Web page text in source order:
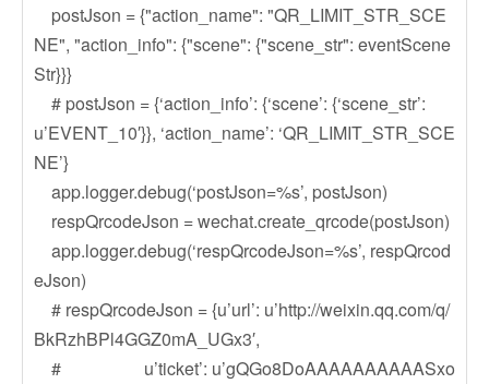
postJson = {"action_name": "QR_LIMIT_STR_SCE
NE", "action_info": {"scene": {"scene_str": eventScene
Str}}}
# postJson = {‘action_info’: {‘scene’: {‘scene_str’:
u’EVENT_10′}}, ‘action_name’: ‘QR_LIMIT_STR_SCE
NE’}
app.logger.debug(‘postJson=%s’, postJson)
respQrcodeJson = wechat.create_qrcode(postJson)
app.logger.debug(‘respQrcodeJson=%s’, respQrcod
eJson)
# respQrcodeJson = {u’url’: u’http://weixin.qq.com/q/
BkRzhBPl4GGZ0mA_UGx3′,
# u’ticket’: u’gQGo8DoAAAAAAAAAASxo